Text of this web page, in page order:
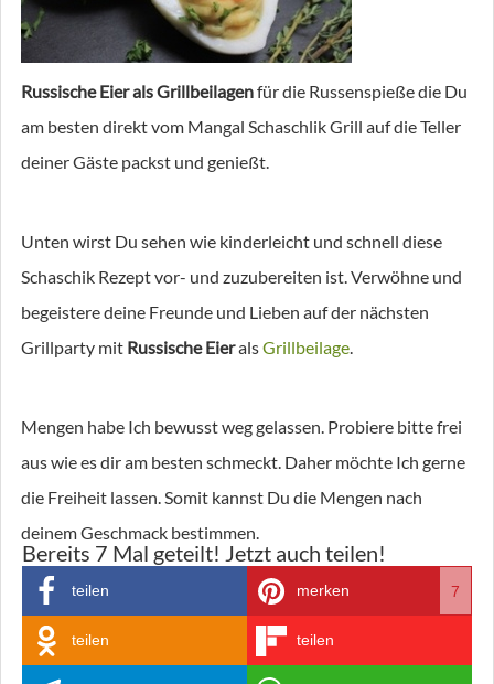
Russische Eier als Grillbeilagenfür die Russenspieße die Du
am besten direkt vom Mangal Schaschlik Grill auf die Teller
deiner Gäste packst und genießt.
Unten wirst Du sehen wie kinderleicht und schnell diese
Schaschik Rezept vor- und zuzubereiten ist. Verwöhne und
begeistere deine Freunde und Lieben auf der nächsten
Grillparty mit Russische EieralsGrillbeilage.
Mengen habe Ich bewusst weg gelassen. Probiere bitte frei
aus wie es dir am besten schmeckt. Daher möchte Ich gerne
die Freiheit lassen. Somit kannst Du die Mengen nach
deinem Geschmack bestimmen.
Bereits 7 Mal geteilt! Jetzt auch teilen!
teilen merken 7
teilen teilen